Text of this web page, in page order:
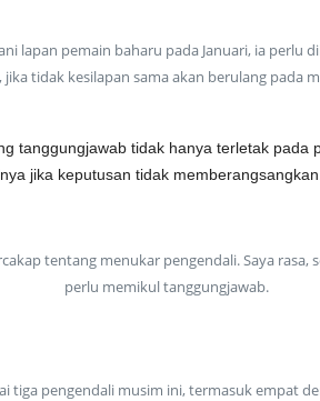
lapan pemain baharu pada Januari, ia perlu
tidak kesilapan sama akan berulang pada
tanggungjawab tidak hanya terletak pada
jika keputusan tidak memberangsangkan.
tentang menukar pengendali. Saya rasa,
perlu memikul tanggungjawab.
tiga pengendali musim ini, termasuk empat